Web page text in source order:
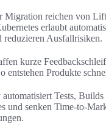
Migration reichen von
erlaubt
reduzieren Ausfallrisiken.
kurze
entstehen Produkte
Tests,
und senken Time-to-